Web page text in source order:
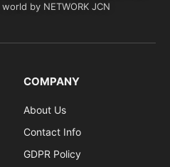
by NETWORK JCN
COMPANY
About Us
Contact Info
GDPR Policy